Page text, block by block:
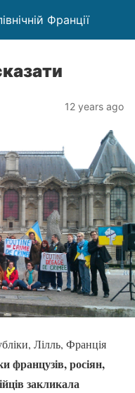
Франції
12 years ago
Лілль, Франція
французів, росіян,
закликала